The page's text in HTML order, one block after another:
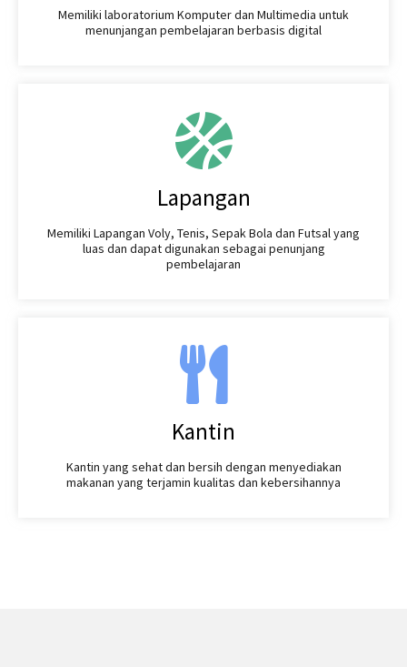
Memiliki laboratorium Komputer dan Multimedia untuk
menunjangan pembelajaran berbasis digital
Lapangan
Memiliki Lapangan Voly, Tenis, Sepak Bola dan Futsal yang
luas dan dapat digunakan sebagai penunjang
pembelajaran
Kantin
Kantin yang sehat dan bersih dengan menyediakan
makanan yang terjamin kualitas dan kebersihannya